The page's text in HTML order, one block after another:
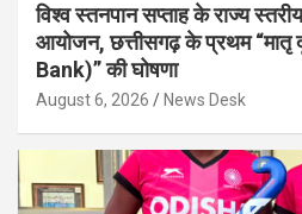
विश्व स्तनपान सप्ताह के राज्य
आयोजन, छत्तीसगढ़ के प्रथम
Bank)” की घोषणा
August 6, 2026 News Desk